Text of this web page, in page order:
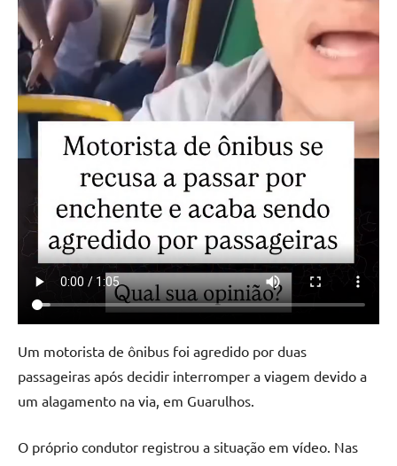
Um motorista de ônibus foi agredido por duas
passageiras após decidir interromper a viagem devido a
um alagamento na via, em Guarulhos.
O próprio condutor registrou a situação em vídeo. Nas